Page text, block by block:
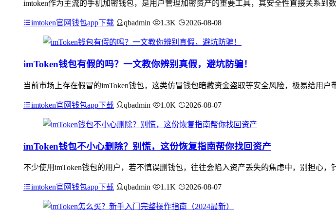
imtoken作为主流的手机加密钱包，是用户管理加密资产的重要工具，其安全性直接关系
imtoken官网钱包app下载 qbadmin 1.3K 2026-08-08
imToken钱包有假的吗？一文教你辨别真假，避坑防骗！
当前市场上存在假冒的imToken钱包，这类仿冒钱包暗藏资金盗取等安全风险，极易给用
imtoken官网钱包app下载 qbadmin 1.0K 2026-08-07
imToken钱包不小心删除？别慌，这份恢复指南帮你找回资产
不少使用imToken钱包的用户，若不慎误删钱包，往往会陷入资产丢失的焦虑中，别担心
imtoken官网钱包app下载 qbadmin 1.1K 2026-08-07